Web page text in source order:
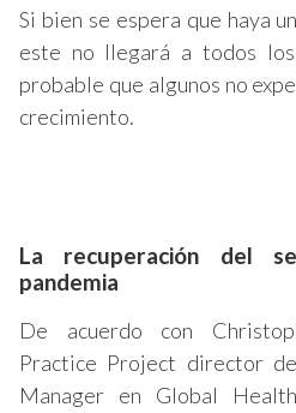
Si bien se espera que haya
este no llegará a todos
probable que algunos no
crecimiento.
La recuperación del
pandemia
De acuerdo con
Practice Project director
Manager en Global